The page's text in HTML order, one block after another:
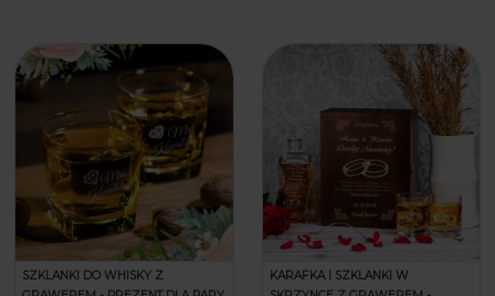
SZKLANKI DO WHISKY Z
KARAFKA I SZKLANKI W